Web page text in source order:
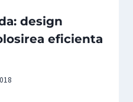
design
eficienta